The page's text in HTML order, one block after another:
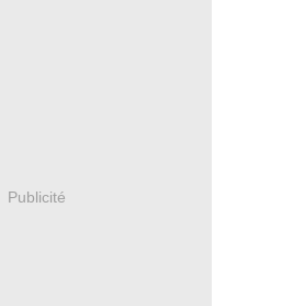
Publicité